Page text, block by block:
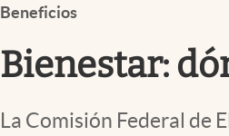
Brand Strategy
Vida y estilo
Tv
Beneficios
Bienestar:
La Comisión Federal de